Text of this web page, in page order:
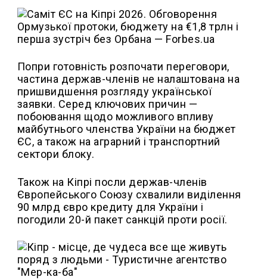
Попри готовність розпочати переговори,
частина держав-членів не налаштована на
пришвидшення розгляду української
заявки. Серед ключових причин —
побоювання щодо можливого впливу
майбутнього членства України на бюджет
ЄС, а також на аграрний і транспортний
сектори блоку.
Також на Кіпрі посли держав-членів
Європейського Союзу схвалили виділення
90 млрд євро кредиту для України і
погодили 20-й пакет санкцій проти росії.